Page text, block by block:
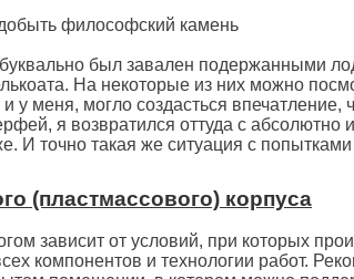
философский камень
был завален подержанными
На некоторые из них можно
и у меня, могло создасться
я возвратился оттуда с
И точно такая же ситуация с
(пластмассового) корпуса
зависит от условий, при которых
компонентов и технологии работ.